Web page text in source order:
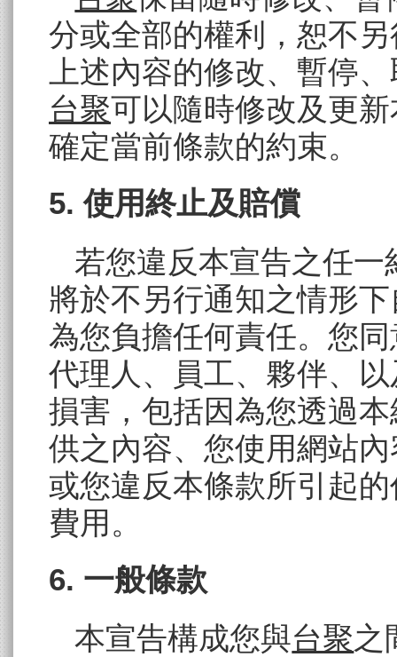
分或全部的權利，恕不
上述內容的修改、暫停
台聚可以隨時修改及更
確定當前條款的約束。
5. 使用終止及賠償
若您違反本宣告之任
將於不另行通知之情形
為您負擔任何責任。您
代理人、員工、夥伴、
損害，包括因為您透過
供之內容、您使用網站
或您違反本條款所引起
費用。
6. 一般條款
本宣告構成您與台聚之